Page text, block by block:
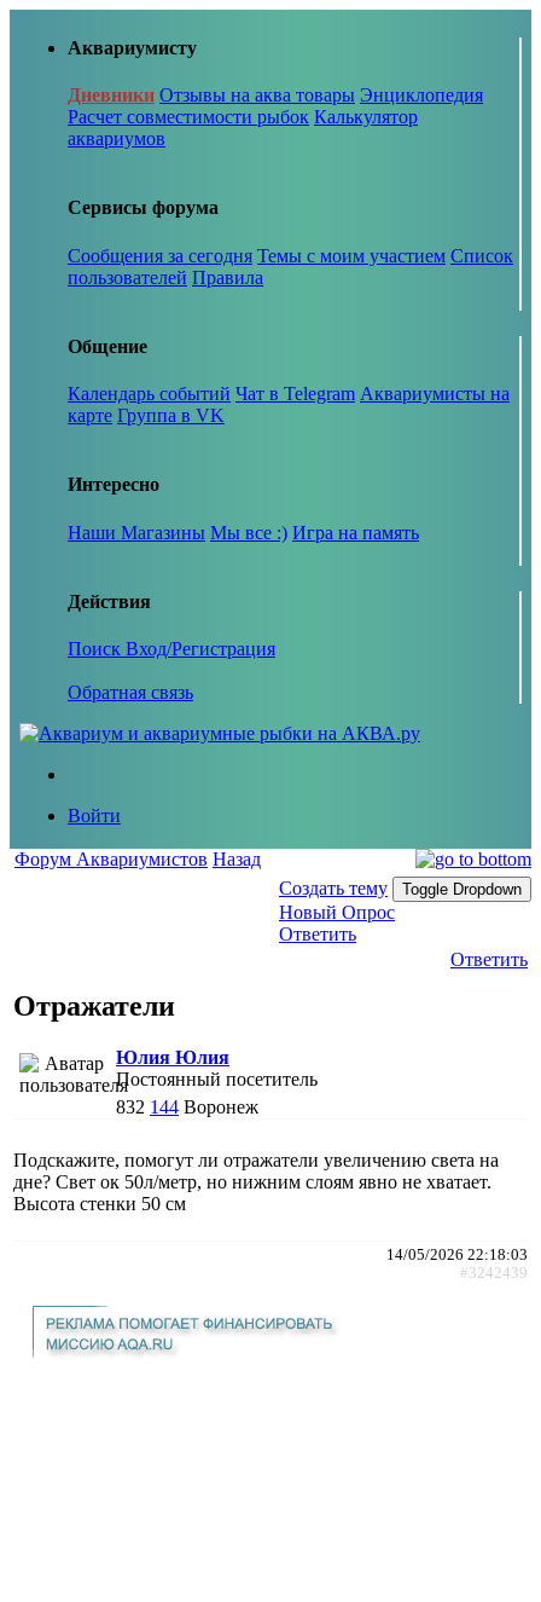
Аквариумисту
Дневники Отзывы на аква товары Энциклопедия
Расчет совместимости рыбок Калькулятор
аквариумов
Сервисы форума
Сообщения за сегодня Темы с моим участием Список
пользователей Правила
Общение
Календарь событий Чат в Telegram Аквариумисты на
карте Группа в VK
Интересно
Наши Магазины Мы все :) Игра на память
Действия
Поиск Вход/Регистрация
Обратная связь
Войти
Форум Аквариумистов Назад
Создать тему
Toggle Dropdown
Новый Опрос
Ответить
Ответить
Отражатели
Юлия Юлия
Постоянный посетитель
832 144 Воронеж
Подскажите, помогут ли отражатели увеличению света на
дне? Свет ок 50л/метр, но нижним слоям явно не хватает.
Высота стенки 50 см
14/05/2026 22:18:03
#3242439